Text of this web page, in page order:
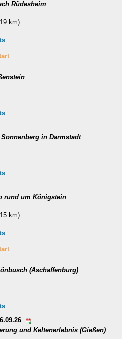
Rüdesheim
km)
in Darmstadt
rund um Königstein
km)
(Aschaffenburg)
und Keltenerlebnis (Gießen)